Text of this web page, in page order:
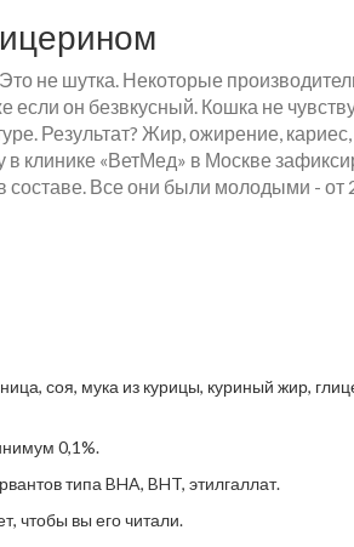
не шутка. Некоторые
он безвкусный. Кошка не
Результат? Жир, ожирение,
в клинике «ВетМед» в Москве
составе. Все они были молодыми - от
соя, мука из курицы, куриный жир,
0,1%.
типа BHA, BHT, этилгаллат.
чтобы вы его читали.